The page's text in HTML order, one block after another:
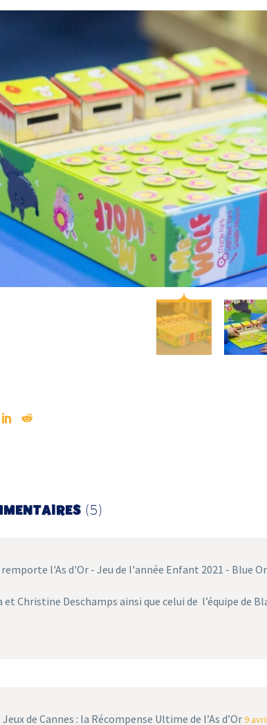
(5)
l'As d'Or - Jeu de l'année Enfant 2021 - Blue
Christine Deschamps ainsi que celui de l’équipe de
de Cannes : la Récompense Ultime de l’As d’Or9